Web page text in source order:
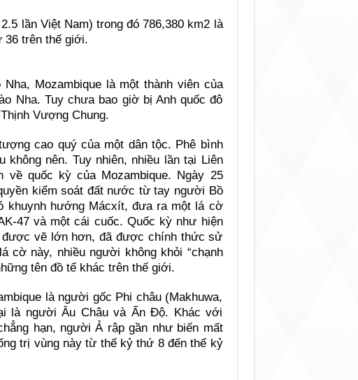
lần Việt Nam) trong đó 786,380 km2 là
36 trên thế giới.
Mozambique là một thành viên của
Nha. Tuy chưa bao giờ bị Anh quốc đô
Vượng Chung.
cao quý của một dân tộc. Phê bình
nên. Tuy nhiên, nhiều lần tại Liên
về quốc kỳ của Mozambique. Ngày 25
kiểm soát đất nước từ tay người Bồ
khuynh hướng Mácxít, đưa ra một lá cờ
47 và một cái cuốc. Quốc kỳ như hiện
được vẽ lớn hơn, đã được chính thức sử
cờ này, nhiều người không khỏi “chạnh
tên đồ tể khác trên thế giới.
là người gốc Phi châu (Makhuwa,
là người Âu Châu và Ấn Độ. Khác với
hạn, người Ả rập gần như biến mất
trị vùng này từ thế kỷ thứ 8 đến thế kỷ